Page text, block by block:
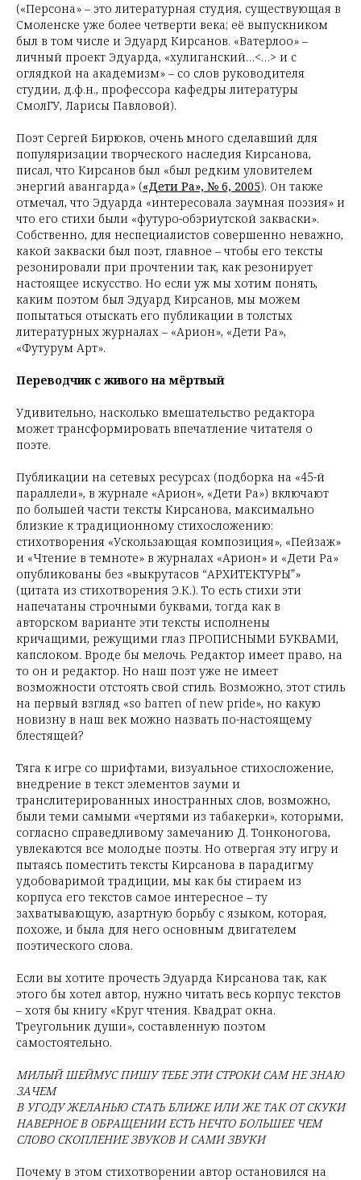
(«Персона» – это литературная студия, существующая в
Смоленске уже более четверти века; её выпускником
был в том числе и Эдуард Кирсанов. «Ватерлоо» –
личный проект Эдуарда, «хулиганский…<…> и с
оглядкой на академизм» – со слов руководителя
студии, д.ф.н., профессора кафедры литературы
СмолГУ, Ларисы Павловой).
Поэт Сергей Бирюков, очень много сделавший для
популяризации творческого наследия Кирсанова,
писал, что Кирсанов был «был редким уловителем
энергий авангарда» («Дети Ра», № 6, 2005). Он также
отмечал, что Эдуарда «интересовала заумная поэзия» и
что его стихи были «футуро-обэриутской закваски».
Собственно, для неспециалистов совершенно неважно,
какой закваски был поэт, главное – чтобы его тексты
резонировали при прочтении так, как резонирует
настоящее искусство. Но если уж мы хотим понять,
каким поэтом был Эдуард Кирсанов, мы можем
попытаться отыскать его публикации в толстых
литературных журналах – «Арион», «Дети Ра»,
«Футурум Арт».
Переводчик с живого на мёртвый
Удивительно, насколько вмешательство редактора
может трансформировать впечатление читателя о
поэте.
Публикации на сетевых ресурсах (подборка на «45-й
параллели», в журнале «Арион», «Дети Ра») включают
по большей части тексты Кирсанова, максимально
близкие к традиционному стихосложению:
стихотворения «Ускользающая композиция», «Пейзаж»
и «Чтение в темноте» в журналах «Арион» и «Дети Ра»
опубликованы без «выкрутасов “АРХИТЕКТУРЫ”»
(цитата из стихотворения Э.К.). То есть стихи эти
напечатаны строчными буквами, тогда как в
авторском варианте эти тексты исполнены
кричащими, режущими глаз ПРОПИСНЫМИ БУКВАМИ,
капслоком. Вроде бы мелочь. Редактор имеет право, на
то он и редактор. Но наш поэт уже не имеет
возможности отстоять свой стиль. Возможно, этот стиль
на первый взгляд «so barren of new pride», но какую
новизну в наш век можно назвать по-настоящему
блестящей?
Тяга к игре со шрифтами, визуальное стихосложение,
внедрение в текст элементов зауми и
транслитерированных иностранных слов, возможно,
были теми самыми «чертями из табакерки», которыми,
согласно справедливому замечанию Д. Тонконогова,
увлекаются все молодые поэты. Но отвергая эту игру и
пытаясь поместить тексты Кирсанова в парадигму
удобоваримой традиции, мы как бы стираем из
корпуса его текстов самое интересное – ту
захватывающую, азартную борьбу с языком, которая,
похоже, и была для него основным двигателем
поэтического слова.
Если вы хотите прочесть Эдуарда Кирсанова так, как
этого бы хотел автор, нужно читать весь корпус текстов
– хотя бы книгу «Круг чтения. Квадрат окна.
Треугольник души», составленную поэтом
самостоятельно.
МИЛЫЙ ШЕЙМУС ПИШУ ТЕБЕ ЭТИ СТРОКИ САМ НЕ ЗНАЮ
ЗАЧЕМ
В УГОДУ ЖЕЛАНЬЮ СТАТЬ БЛИЖЕ ИЛИ ЖЕ ТАК ОТ СКУКИ
НАВЕРНОЕ В ОБРАЩЕНИИ ЕСТЬ НЕЧТО БОЛЬШЕЕ ЧЕМ
СЛОВО СКОПЛЕНИЕ ЗВУКОВ И САМИ ЗВУКИ
Почему в этом стихотворении автор остановился на